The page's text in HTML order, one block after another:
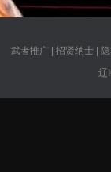
武者推广| 招贤纳士|
辽